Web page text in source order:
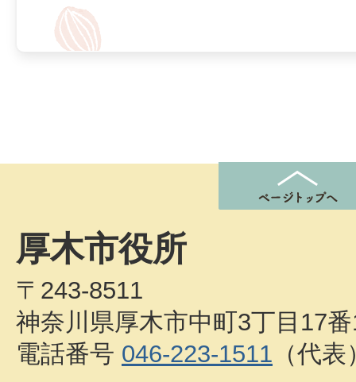
厚木市役所
〒243-8511
神奈川県厚木市中町3丁目17
電話番号 046-223-1511 （代表